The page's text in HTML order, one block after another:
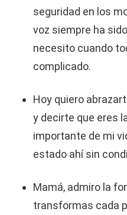
seguridad en los
voz siempre ha
necesito cuando
complicado.
Hoy quiero
y decirte que eres
importante de mi
estado ahí sin
Mamá, admiro la
transformas cada